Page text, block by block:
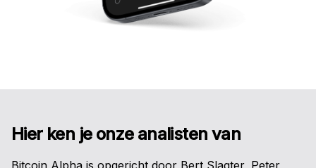
Hier ken je onze analisten van